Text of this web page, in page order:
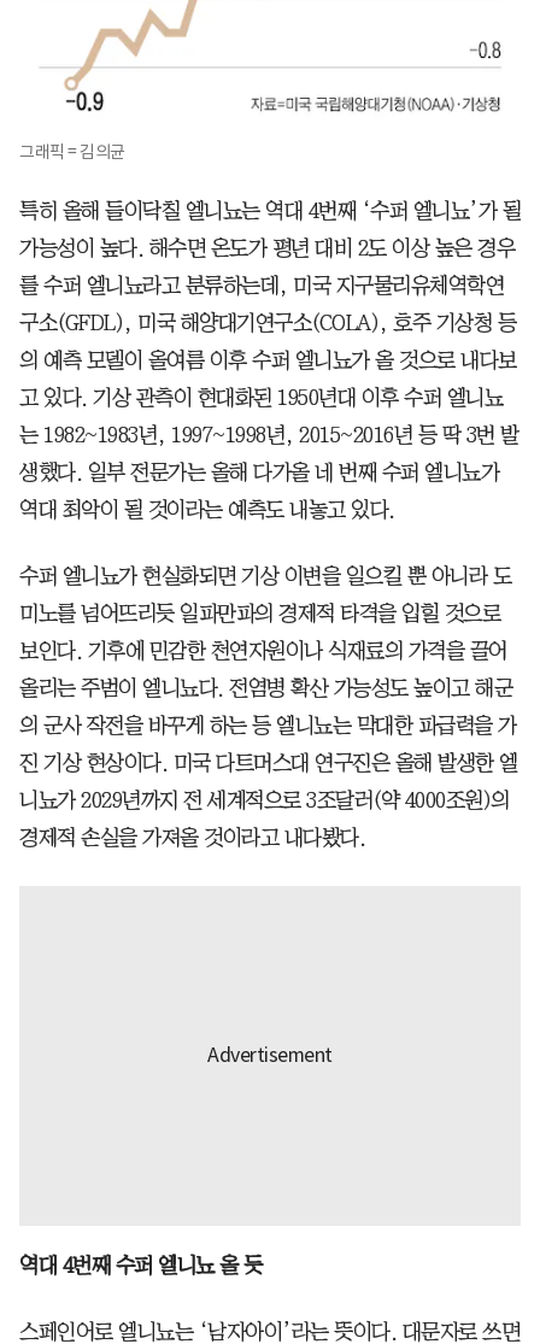
그래픽 = 김의균
특히 올해 들이닥칠 엘니뇨는 역대 4번째 ‘수퍼 엘니뇨’가 될
가능성이 높다. 해수면 온도가 평년 대비 2도 이상 높은 경우
를 수퍼 엘니뇨라고 분류하는데, 미국 지구물리유체역학연
구소(GFDL), 미국 해양대기연구소(COLA), 호주 기상청 등
의 예측 모델이 올여름 이후 수퍼 엘니뇨가 올 것으로 내다보
고 있다. 기상 관측이 현대화된 1950년대 이후 수퍼 엘니뇨
는 1982~1983년, 1997~1998년, 2015~2016년 등 딱 3번 발
생했다. 일부 전문가는 올해 다가올 네 번째 수퍼 엘니뇨가
역대 최악이 될 것이라는 예측도 내놓고 있다.
수퍼 엘니뇨가 현실화되면 기상 이변을 일으킬 뿐 아니라 도
미노를 넘어뜨리듯 일파만파의 경제적 타격을 입힐 것으로
보인다. 기후에 민감한 천연자원이나 식재료의 가격을 끌어
올리는 주범이 엘니뇨다. 전염병 확산 가능성도 높이고 해군
의 군사 작전을 바꾸게 하는 등 엘니뇨는 막대한 파급력을 가
진 기상 현상이다. 미국 다트머스대 연구진은 올해 발생한 엘
니뇨가 2029년까지 전 세계적으로 3조달러(약 4000조원)의
경제적 손실을 가져올 것이라고 내다봤다.
역대 4번째 수퍼 엘니뇨 올 듯
스페인어로 엘니뇨는 ‘남자아이’라는 뜻이다. 대문자로 쓰면